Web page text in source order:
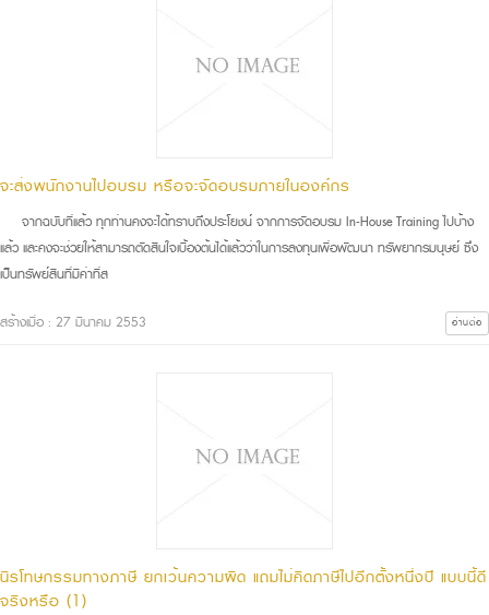
จะส่งพนักงานไปอบรม หรือจะจัดอบรมภายในองค์กร
จากฉบับที่แล้ว ทุกท่านคงจะได้ทราบถึงประโยชน์ จากการจัดอบรม In-House Training ไปบ้าง
แล้ว และคงจะช่วยให้สามารถตัดสินใจเบื้องต้นได้แล้วว่าในการลงทุนเพื่อพัฒนา ทรัพยากรมนุษย์ ซึ่ง
เป็นทรัพย์สินที่มีค่าที่ส
สร้างเมื่อ : 27 มีนาคม 2553 อ่านต่อ
นิรโทษกรรมทางภาษี ยกเว้นความผิด แถมไม่คิดภาษีไปอีกตั้งหนึ่งปี แบบนี้ดี
จริงหรือ (1)